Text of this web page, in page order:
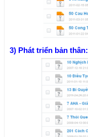
3) Phát triển bản thân: